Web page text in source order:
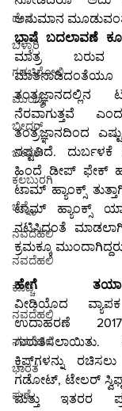
ದೇಶ
ಬಳ್ಳಾರಿ
ಗಡಚಿರೋಲಿ
ಮುಂಬೈ
ಬೀದರ್
ಬೀದರ್
ಕಲಬುರಗಿ
ಚೆನ್ನೈ
ನವದೆಹಲಿ
ನವದೆಹಲಿ
ಕೊಚ್ಚಿ
ನವದೆಹಲಿ
ನವದೆಹಲಿ
ಭಾರತ
ಪುಣೆ
ಅನುಮಾನ ಮೂಡುವಂತೆ
ಭಾಷೆ ಬದಲಾವಣೆ
ಮಾತ್ರ ಬರುವ
ನೆರವಾಗುತ್ತವೆ
ತಂತ್ರಜ್ಞಾನದಿಂದ
ನಷ್ಟವಿದೆ. ದುರ್ಬಳಕೆ
ಹಿಂದೆ ಡೀಪ್ ಫೇಕ್
ಟಾಮ್ ಹ್ಯಾಂಕ್ಸ್
ಟಾಮ್ ಹ್ಯಾಂಕ್ಸ್
ನಟಿಸಿದಂತೆ
ಕ್ರಮಕ್ಕೂ
ಹೇಗೆ
ವೀಡಿಯೊದ
ಉದಾಹರಣೆ 2017
ಗುರುತಿಸಲಾಯಿತು.
ಕ್ಲಿಪ್‌ಗಳನ್ನು ರಚಿಸಲು ಸೆಲೆಬ್ರಿಟಿಗಳಾದ ಗ್ಯಾಲ್
ಗಡೋಟ್, ಟೇಲರ್
ಮತ್ತು ಇತರರ